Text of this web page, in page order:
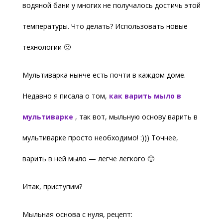
водяной бани у многих не получалось достичь этой
температуры. Что делать? Использовать новые
технологии 🙂
Мультиварка нынче есть почти в каждом доме.
Недавно я писала о том, как варить мыло в
мультиварке , так вот, мыльную основу варить в
мультиварке просто необходимо! :))) Точнее,
варить в ней мыло — легче легкого 🙂
Итак, приступим?
Мыльная основа с нуля, рецепт: